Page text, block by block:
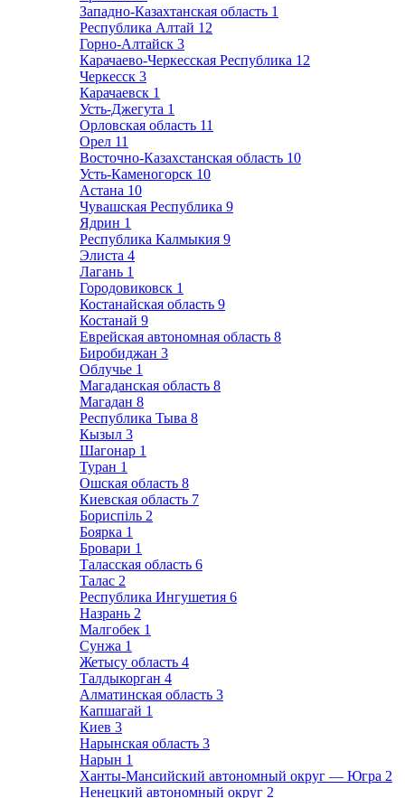
Западно-Казахтанская область 1
Республика Алтай 12
Горно-Алтайск 3
Карачаево-Черкесская Республика 12
Черкесск 3
Карачаевск 1
Усть-Джегута 1
Орловская область 11
Орел 11
Восточно-Казахстанская область 10
Усть-Каменогорск 10
Астана 10
Чувашская Республика 9
Ядрин 1
Республика Калмыкия 9
Элиста 4
Лагань 1
Городовиковск 1
Костанайская область 9
Костанай 9
Еврейская автономная область 8
Биробиджан 3
Облучье 1
Магаданская область 8
Магадан 8
Республика Тыва 8
Кызыл 3
Шагонар 1
Туран 1
Ошская область 8
Киевская область 7
Бориспіль 2
Боярка 1
Бровари 1
Таласская область 6
Талас 2
Республика Ингушетия 6
Назрань 2
Малгобек 1
Сунжа 1
Жетысу область 4
Талдыкорган 4
Алматинская область 3
Капшагай 1
Киев 3
Нарынская область 3
Нарын 1
Ханты-Мансийский автономный округ — Югра 2
Ненецкий автономный округ 2